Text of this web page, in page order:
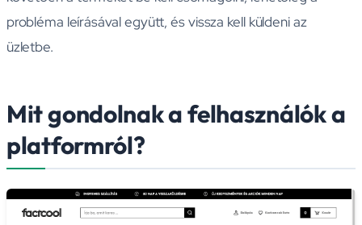
probléma leírásával együtt, és vissza kell küldeni az
üzletbe.
Mit gondolnak a felhasználók a
platformról?